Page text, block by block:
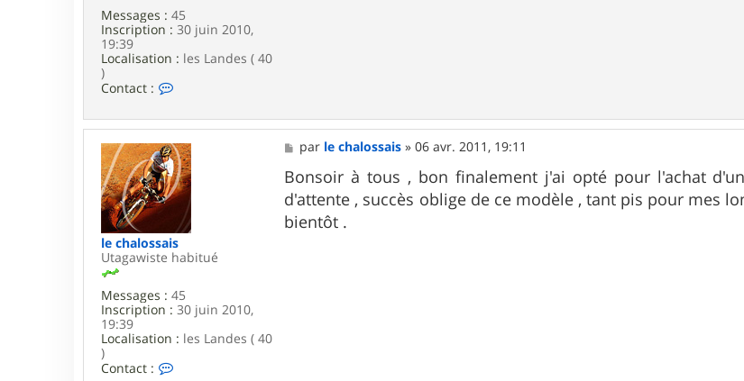
Messages : 45
Inscription : 30 juin 2010,
19:39
Localisation : les Landes ( 40
)
Contact :
t
a
c
t
e
r
e
c
h
l
o
s
a
le chalossais
Utagawiste habitué
Messages : 45
Inscription : 30 juin 2010,
19:39
Localisation : les Landes ( 40
)
Contact :
M
e
s
s
a
g
e
par le chalossais »06 avr. 2011, 19:11
Bonsoir à tous , bon finalement j'ai opté pour l'achat
d'attente , succès oblige de ce modèle , tant pis pour mes
bientôt .